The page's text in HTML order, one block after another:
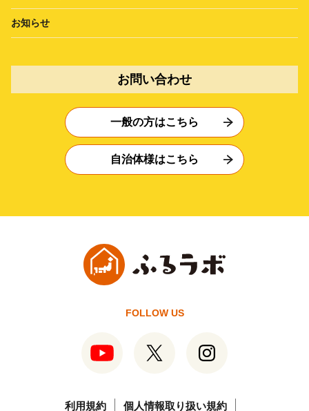
お知らせ
お問い合わせ
一般の方はこちら
自治体様はこちら
FOLLOW US
利用規約 個人情報取り扱い規約